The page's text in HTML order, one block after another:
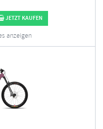
JETZT KAUFEN
anzeigen